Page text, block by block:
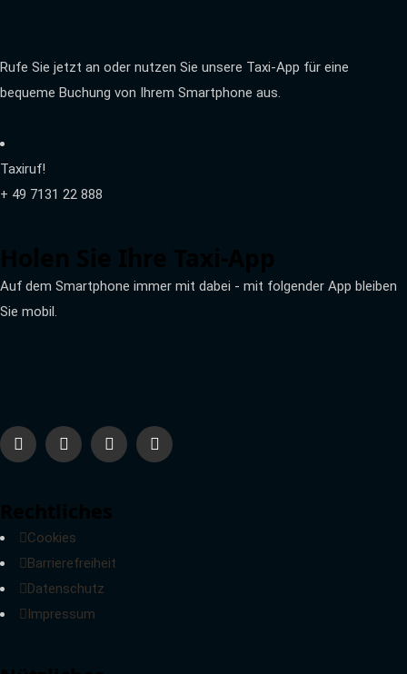
Rufe Sie jetzt an oder nutzen Sie unsere Taxi-App für eine
bequeme Buchung von Ihrem Smartphone aus.
Taxiruf!
+ 49 7131 22 888
Auf dem Smartphone immer mit dabei - mit folgender App bleiben
Sie mobil.
Cookies
Barrierefreiheit
Datenschutz
Impressum